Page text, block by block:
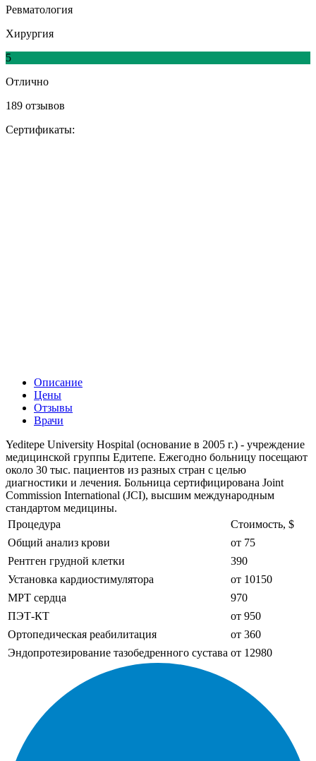
Ревматология
Хирургия
5
Отлично
189 отзывов
Сертификаты:
Описание
Цены
Отзывы
Врачи
Yeditepe University Hospital (основание в 2005 г.) - учреждение
медицинской группы Едитепе. Ежегодно больницу посещают
около 30 тыс. пациентов из разных стран с целью
диагностики и лечения. Больница сертифицирована Joint
Commission International (JCI), высшим международным
стандартом медицины.
Процедура
Стоимость, $
Общий анализ крови
от 75
Рентген грудной клетки
390
Установка кардиостимулятора
от 10150
МРТ сердца
970
ПЭТ-КТ
от 950
Ортопедическая реабилитация
от 360
Эндопротезирование тазобедренного сустава от 12980